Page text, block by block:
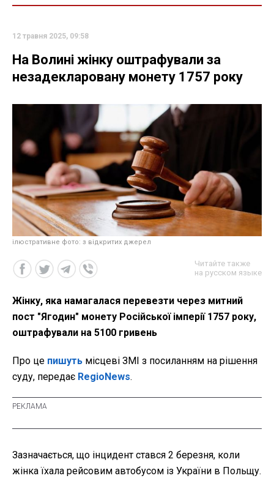
12 травня 2025, 09:58
На Волині жінку оштрафували за
незадекларовану монету 1757 року
ілюстративне фото: з відкритих джерел
Читайте также
на русском языке
Жінку, яка намагалася перевезти через митний
пост "Ягодин" монету Російської імперії 1757 року,
оштрафували на 5100 гривень
Про це пишуть місцеві ЗМІ з посиланням на рішення
суду, передає RegioNews.
Зазначається, що інцидент стався 2 березня, коли
жінка їхала рейсовим автобусом із України в Польщу.